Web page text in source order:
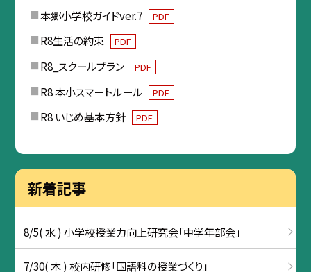
本郷小学校ガイドver.7 PDF
R8生活の約束 PDF
R8_スクールプラン PDF
R8 本小スマートルール PDF
R8 いじめ基本方針 PDF
新着記事
8/5( 水 ) 小学校授業力向上研究会「中学年部会」
7/30( 木 ) 校内研修「国語科の授業づくり」